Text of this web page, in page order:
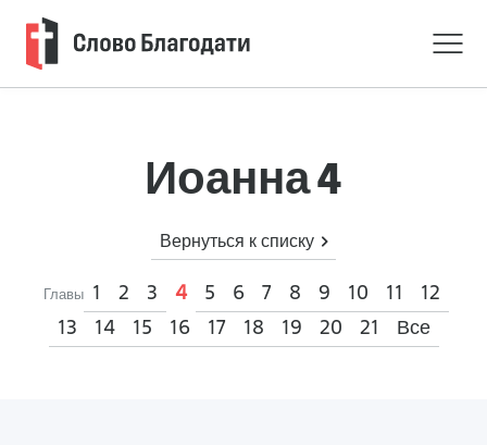
Иоанна 4
Вернуться к списку
Главы 1 2 3 4 5 6 7 8 9 10 11
12
13
14 15 16 17 18 19 20 21 Все